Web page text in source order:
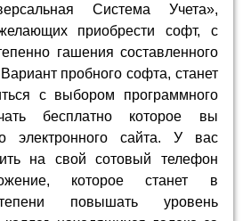
Система Учета»,
приобрести софт, с
гашения составленного
пробного софта, станет
с выбором программного
бесплатно которое вы
электронного сайта. У вас
на свой сотовый телефон
которое станет в
повышать уровень